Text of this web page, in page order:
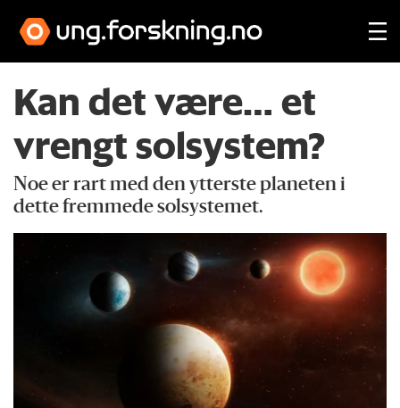
Kan det være… et
vrengt solsystem?
Noe er rart med den ytterste planeten i
dette fremmede solsystemet.